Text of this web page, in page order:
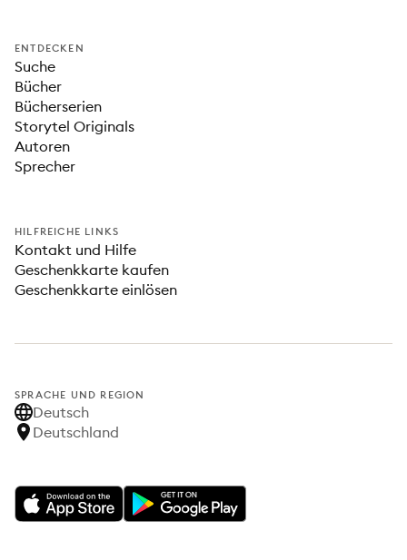
ENTDECKEN
Suche
Bücher
Bücherserien
Storytel Originals
Autoren
Sprecher
HILFREICHE LINKS
Kontakt und Hilfe
Geschenkkarte kaufen
Geschenkkarte einlösen
SPRACHE UND REGION
Deutsch
Deutschland